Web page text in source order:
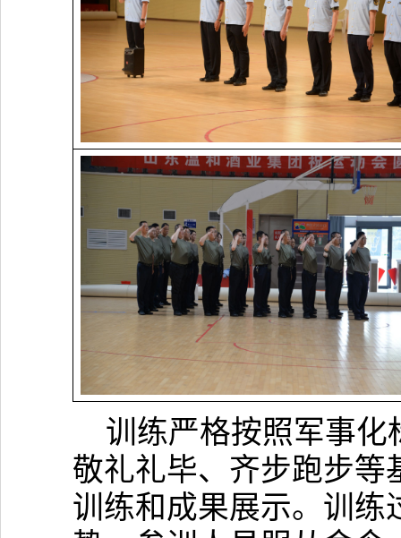
训练严格按照军事
敬礼礼毕、齐步跑步等
训练和成果展示。训练